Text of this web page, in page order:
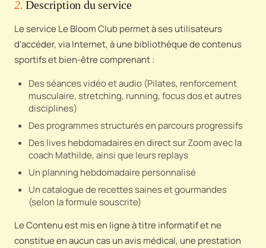
2. Description du service
Le service Le Bloom Club permet à ses utilisateurs
d'accéder, via Internet, à une bibliothèque de contenus
sportifs et bien-être comprenant :
Des séances vidéo et audio (Pilates, renforcement
musculaire, stretching, running, focus dos et autres
disciplines)
Des programmes structurés en parcours progressifs
Des lives hebdomadaires en direct sur Zoom avec la
coach Mathilde, ainsi que leurs replays
Un planning hebdomadaire personnalisé
Un catalogue de recettes saines et gourmandes
(selon la formule souscrite)
Le Contenu est mis en ligne à titre informatif et ne
constitue en aucun cas un avis médical, une prestation